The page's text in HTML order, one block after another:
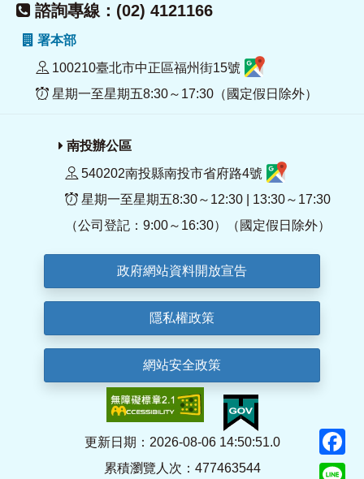
諮詢專線：(02) 4121166
署本部
100210臺北市中正區福州街15號
星期一至星期五8:30～17:30（國定假日除外）
南投辦公區
540202南投縣南投市省府路4號
星期一至星期五8:30～12:30 | 13:30～17:30
（公司登記：9:00～16:30）（國定假日除外）
政府網站資料開放宣告
隱私權政策
網站安全政策
更新日期：2026-08-06 14:50:51.0
累積瀏覽人次：477463544